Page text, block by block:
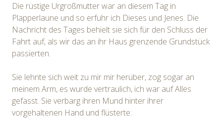
Die rüstige Urgroßmutter war an diesem Tag in
Plapperlaune und so erfuhr ich Dieses und Jenes. Die
Nachricht des Tages behielt sie sich für den Schluss der
Fahrt auf, als wir das an ihr Haus grenzende Grundstück
passierten.
Sie lehnte sich weit zu mir mir herüber, zog sogar an
meinem Arm, es wurde vertraulich, ich war auf Alles
gefasst. Sie verbarg ihren Mund hinter ihrer
vorgehaltenen Hand und flüsterte: